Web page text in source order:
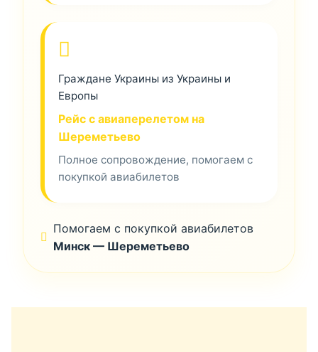
Граждане Украины из Украины и
Европы
Рейс с авиаперелетом на
Шереметьево
Полное сопровождение, помогаем с
покупкой авиабилетов
Помогаем с покупкой авиабилетов
Минск — Шереметьево